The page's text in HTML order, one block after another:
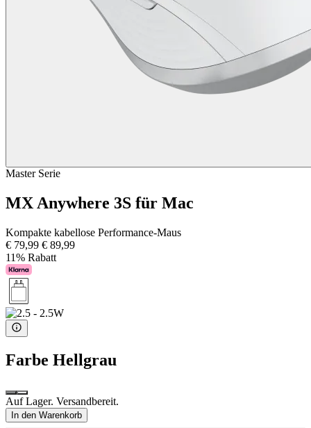
Master Serie
MX Anywhere 3S für Mac
Kompakte kabellose Performance-Maus
€ 79,99 € 89,99
11% Rabatt
Farbe Hellgrau
Auf Lager. Versandbereit.
In den Warenkorb